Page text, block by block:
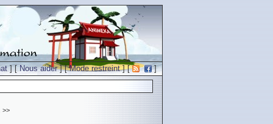
] [Nous aider] [Mode restreint] [ ]
>>